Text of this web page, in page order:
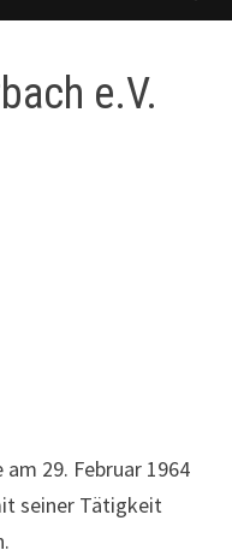
e.V.
29. Februar 1964
seiner Tätigkeit